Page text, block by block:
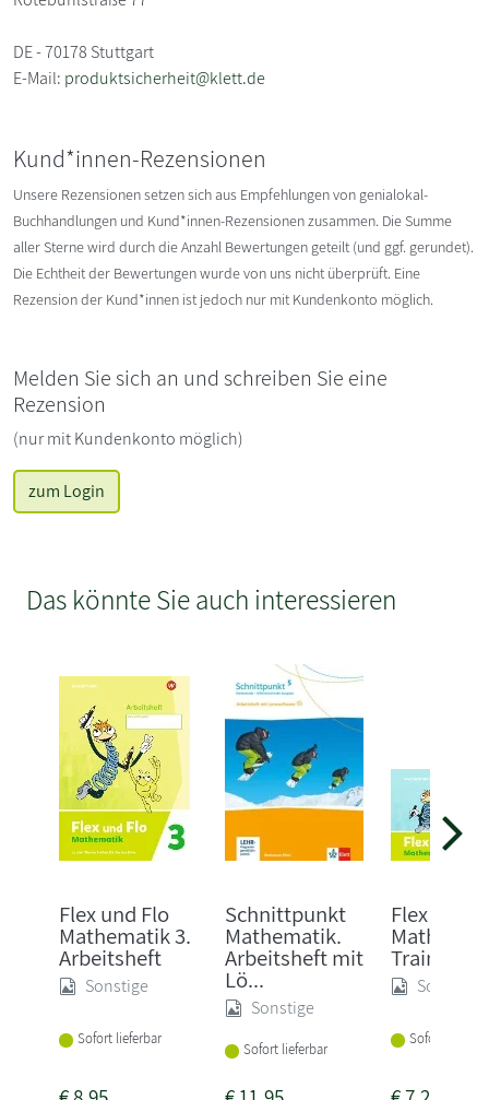
DE - 70178 Stuttgart
E-Mail: produktsicherheit@klett.de
Kund*innen-Rezensionen
Unsere Rezensionen setzen sich aus Empfehlungen von genialokal-
Buchhandlungen und Kund*innen-Rezensionen zusammen. Die Summe
aller Sterne wird durch die Anzahl Bewertungen geteilt (und ggf. gerundet).
Die Echtheit der Bewertungen wurde von uns nicht überprüft. Eine
Rezension der Kund*innen ist jedoch nur mit Kundenkonto möglich.
Melden Sie sich an und schreiben Sie eine
Rezension
(nur mit Kundenkonto möglich)
zum Login
Das könnte Sie auch interessieren
Flex und Flo
Mathematik 3.
Arbeitsheft
Sonstige
Sofort lieferbar
Schnittpunkt
Mathematik.
Arbeitsheft mit
Lö...
Sonstige
Sofort lieferbar
Flex und
Sonstige
Sofort